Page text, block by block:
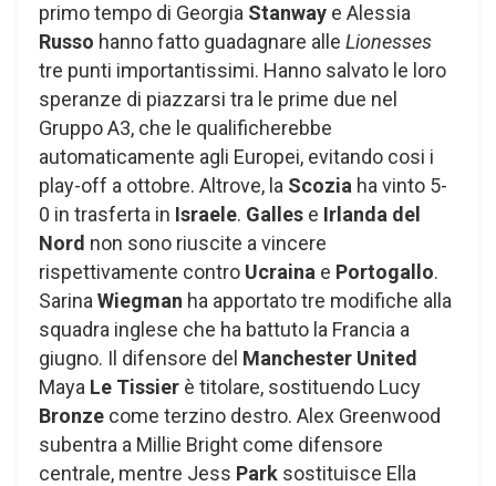
primo tempo di Georgia Stanway e Alessia
Russo hanno fatto guadagnare alle Lionesses
tre punti importantissimi. Hanno salvato le loro
speranze di piazzarsi tra le prime due nel
Gruppo A3, che le qualificherebbe
automaticamente agli Europei, evitando cosi i
play-off a ottobre. Altrove, la Scozia ha vinto 5-
0 in trasferta in Israele. Galles e Irlanda del
Nord non sono riuscite a vincere
rispettivamente contro Ucraina e Portogallo.
SarinaWiegman ha apportato tre modifiche alla
squadra inglese che ha battuto la Francia a
giugno. Il difensore del Manchester United
Maya Le Tissier è titolare, sostituendo Lucy
Bronze come terzino destro. Alex Greenwood
subentra a Millie Bright come difensore
centrale, mentre Jess Park sostituisce Ella